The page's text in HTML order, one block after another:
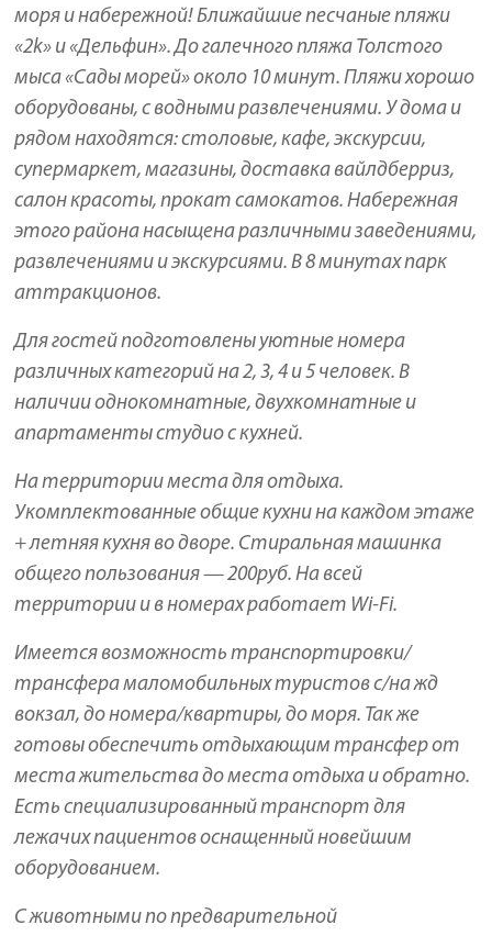
моря и набережной! Ближайшие песчаные пляжи
«2k» и «Дельфин». До галечного пляжа Толстого
мыса «Сады морей» около 10 минут. Пляжи хорошо
оборудованы, с водными развлечениями. У дома и
рядом находятся: столовые, кафе, экскурсии,
супермаркет, магазины, доставка вайлдберриз,
салон красоты, прокат самокатов. Набережная
этого района насыщена различными заведениями,
развлечениями и экскурсиями. В 8 минутах парк
аттракционов.
Для гостей подготовлены уютные номера
различных категорий на 2, 3, 4 и 5 человек. В
наличии однокомнатные, двухкомнатные и
апартаменты студио с кухней.
На территории места для отдыха.
Укомплектованные общие кухни на каждом этаже
+ летняя кухня во дворе. Стиральная машинка
общего пользования — 200руб. На всей
территории и в номерах работает Wi-Fi.
Имеется возможность транспортировки/
трансфера маломобильных туристов с/на жд
вокзал, до номера/квартиры, до моря. Так же
готовы обеспечить отдыхающим трансфер от
места жительства до места отдыха и обратно.
Есть специализированный транспорт для
лежачих пациентов оснащенный новейшим
оборудованием.
С животными по предварительной